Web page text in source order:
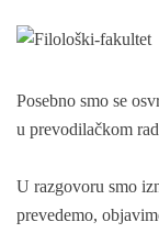
Posebno smo se
u prevodilačkom
U razgovoru smo
prevedemo,